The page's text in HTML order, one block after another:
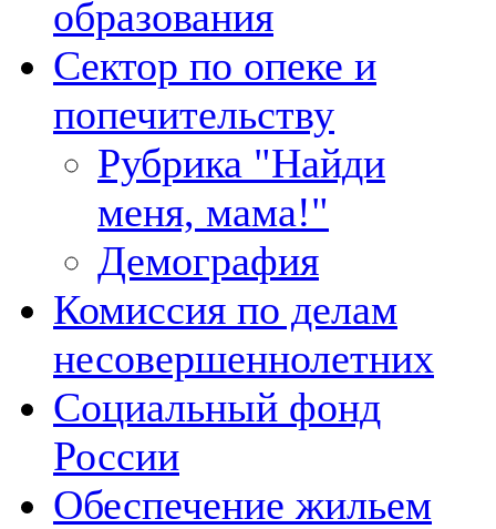
образования
Сектор по опеке и
попечительству
Рубрика "Найди
меня, мама!"
Демография
Комиссия по делам
несовершеннолетних
Социальный фонд
России
Обеспечение жильем